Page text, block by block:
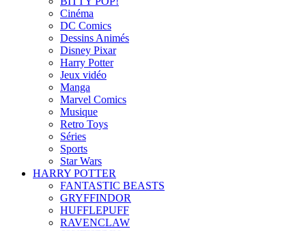
Cinéma
DC Comics
Dessins Animés
Disney Pixar
Harry Potter
Jeux vidéo
Manga
Marvel Comics
Musique
Retro Toys
Séries
Sports
Star Wars
HARRY POTTER
FANTASTIC BEASTS
GRYFFINDOR
HUFFLEPUFF
RAVENCLAW